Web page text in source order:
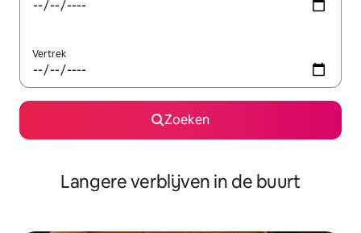
Vertrek
Zoeken
Langere verblijven in de buurt